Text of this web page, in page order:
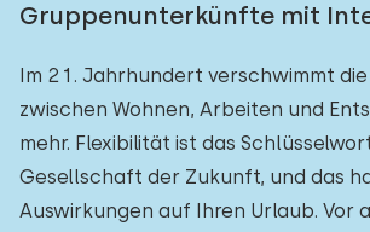
Gruppenunterkünfte mit
Im 21. Jahrhundert verschwimmt die
zwischen Wohnen, Arbeiten und
mehr. Flexibilität ist das
Gesellschaft der Zukunft, und das
Auswirkungen auf Ihren Urlaub. Vor